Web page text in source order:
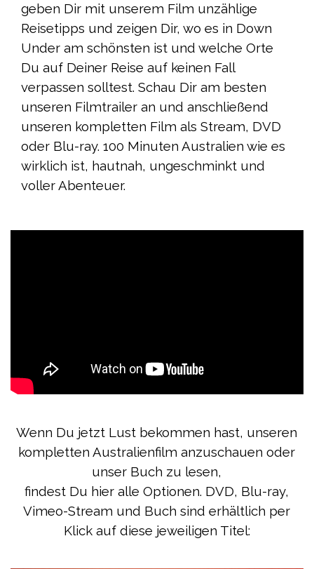
geben Dir mit unserem Film unzählige
Reisetipps und zeigen Dir, wo es in Down
Under am schönsten ist und welche Orte
Du auf Deiner Reise auf keinen Fall
verpassen solltest. Schau Dir am besten
unseren Filmtrailer an und anschließend
unseren kompletten Film als Stream, DVD
oder Blu-ray. 100 Minuten Australien wie es
wirklich ist, hautnah, ungeschminkt und
voller Abenteuer.
Wenn Du jetzt Lust bekommen hast, unseren
kompletten Australienfilm anzuschauen oder
unser Buch zu lesen,
findest Du hier alle Optionen. DVD, Blu-ray,
Vimeo-Stream und Buch sind erhältlich per
Klick auf diese jeweiligen Titel: